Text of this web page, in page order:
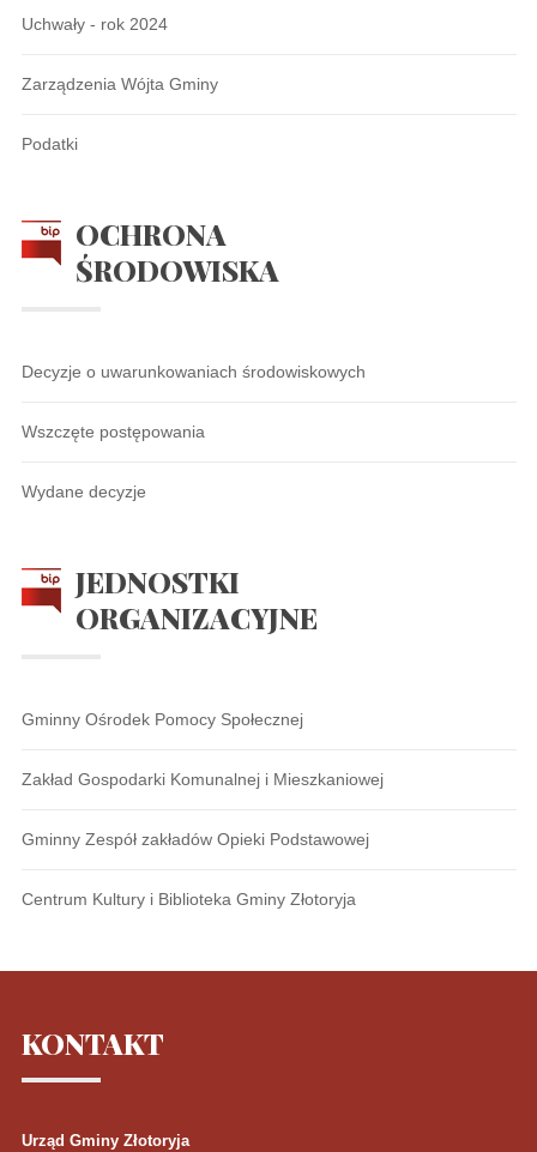
Uchwały - rok 2024
Zarządzenia Wójta Gminy
Podatki
OCHRONA
ŚRODOWISKA
Decyzje o uwarunkowaniach środowiskowych
Wszczęte postępowania
Wydane decyzje
JEDNOSTKI
ORGANIZACYJNE
Gminny Ośrodek Pomocy Społecznej
Zakład Gospodarki Komunalnej i Mieszkaniowej
Gminny Zespół zakładów Opieki Podstawowej
Centrum Kultury i Biblioteka Gminy Złotoryja
KONTAKT
Urząd Gminy Złotoryja